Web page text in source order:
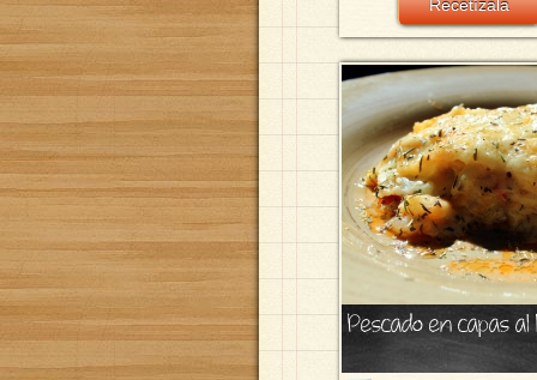
Recetízala
Pescado en capas